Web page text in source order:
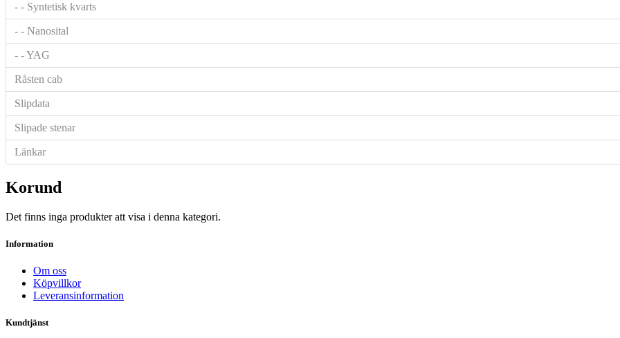
- - Syntetisk kvarts
- - Nanosital
- - YAG
Råsten cab
Slipdata
Slipade stenar
Länkar
Korund
Det finns inga produkter att visa i denna kategori.
Information
Om oss
Köpvillkor
Leveransinformation
Kundtjänst